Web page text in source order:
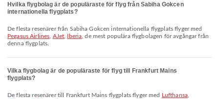
Hvilka flygbolag är de populäraste för flyg från Sabiha Gokcen
internationella flygplats?
De flesta resenärer från Sabiha Gokcen internationella flygplats flyger med
Pegasus Airlines AJet Iberia , de mest populära flygbolagen för avgångar från
denna flygplats.
Vilka flygbolag är de populäraste för flyg till Frankfurt Mains
flygplats?
De flesta resenärer till Frankfurt Mains flygplats flyger med Lufthansa,